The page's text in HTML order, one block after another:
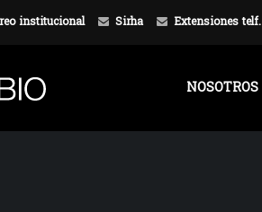
institucional Sirha Extensiones telf.
NOSOTROS